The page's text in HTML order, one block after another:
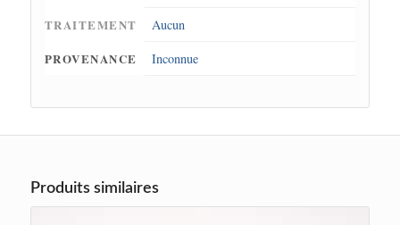
TRAITEMENT
Aucun
PROVENANCE
Inconnue
Produits similaires